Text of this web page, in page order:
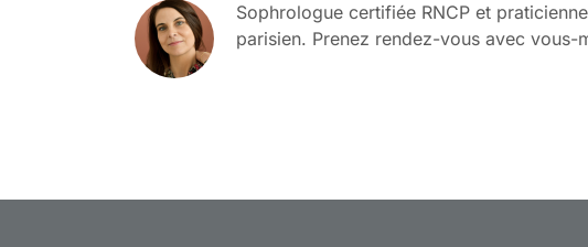
Sophrologue certifiée RNCP et
parisien. Prenez rendez-vous avec vous-